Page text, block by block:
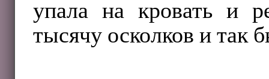
упала на кровать и
тысячу осколков и так